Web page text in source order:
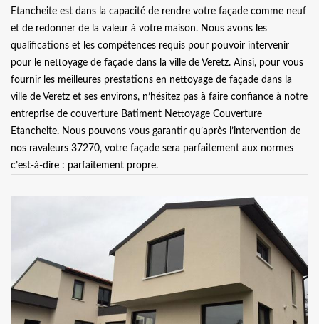
Etancheite est dans la capacité de rendre votre façade comme neuf
et de redonner de la valeur à votre maison. Nous avons les
qualifications et les compétences requis pour pouvoir intervenir
pour le nettoyage de façade dans la ville de Veretz. Ainsi, pour vous
fournir les meilleures prestations en nettoyage de façade dans la
ville de Veretz et ses environs, n’hésitez pas à faire confiance à notre
entreprise de couverture Batiment Nettoyage Couverture
Etancheite. Nous pouvons vous garantir qu’après l’intervention de
nos ravaleurs 37270, votre façade sera parfaitement aux normes
c’est-à-dire : parfaitement propre.